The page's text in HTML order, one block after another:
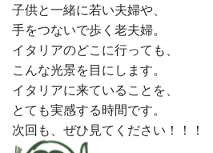
子供と一緒に若い夫婦や、
手をつないで歩く老夫婦。
イタリアのどこに行っても、
こんな光景を目にします。
イタリアに来ていることを、
とても実感する時間です。
次回も、ぜひ見てください！！！